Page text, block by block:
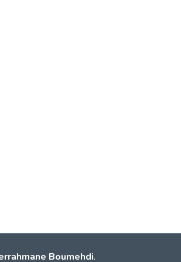
Boumehdi.